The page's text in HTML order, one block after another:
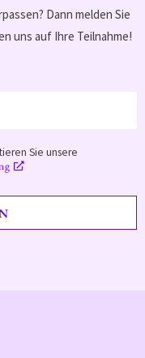
Dann melden Sie
uns auf Ihre Teilnahme!
Sie unsere